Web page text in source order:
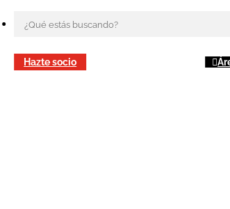
Hazte socio